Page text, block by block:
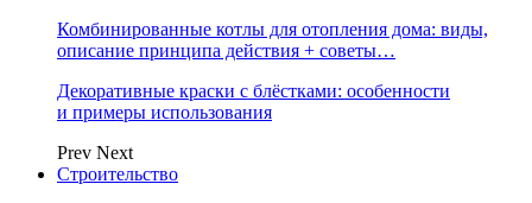
Комбинированные котлы для отопления дома: виды,
описание принципа действия + советы…
Декоративные краски с блёстками: особенности
и примеры использования
Prev Next
Строительство